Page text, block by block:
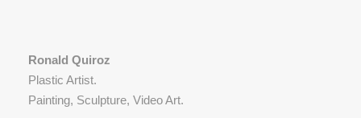
Ronald Quiroz
Plastic Artist.
Painting, Sculpture, Video Art.